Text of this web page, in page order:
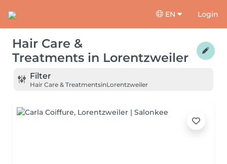
EN Login
Hair Care &
Treatments in Lorentzweiler
Filter
Hair Care & TreatmentsinLorentzweiler